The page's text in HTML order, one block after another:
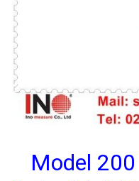
Model 200